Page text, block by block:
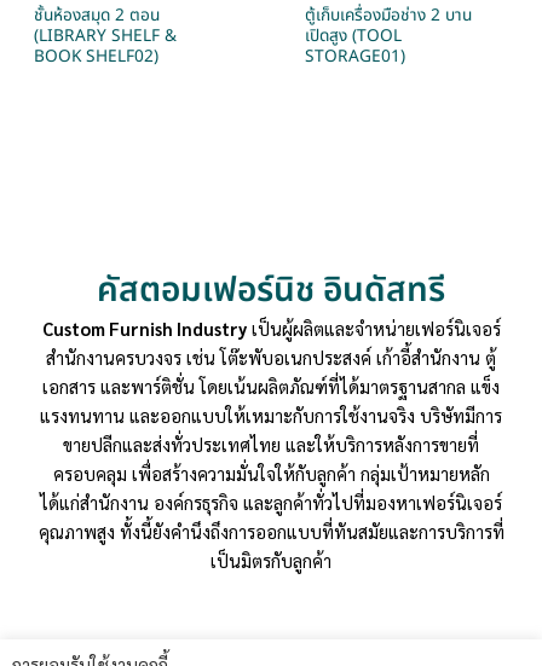
ชั้นห้องสมุด 2 ตอน
(LIBRARY SHELF &
BOOK SHELF02)
ตู้เก็บเครื่องมือช่าง 2 บาน
เปิดสูง (TOOL
STORAGE01)
คัสตอมเฟอร์นิช อินดัสทรี
Custom Furnish Industryเป็นผู้ผลิตและจำหน่ายเฟอร์นิเจอร์
สำนักงานครบวงจร เช่น โต๊ะพับอเนกประสงค์ เก้าอี้สำนักงาน ตู้
เอกสาร และพาร์ติชั่น โดยเน้นผลิตภัณฑ์ที่ได้มาตรฐานสากล แข็ง
แรงทนทาน และออกแบบให้เหมาะกับการใช้งานจริง บริษัทมีการ
ขายปลีกและส่งทั่วประเทศไทย และให้บริการหลังการขายที่
ครอบคลุม เพื่อสร้างความมั่นใจให้กับลูกค้า กลุ่มเป้าหมายหลัก
ได้แก่สำนักงาน องค์กรธุรกิจ และลูกค้าทั่วไปที่มองหาเฟอร์นิเจอร์
คุณภาพสูง ทั้งนี้ยังคำนึงถึงการออกแบบที่ทันสมัยและการบริการที่
เป็นมิตรกับลูกค้า